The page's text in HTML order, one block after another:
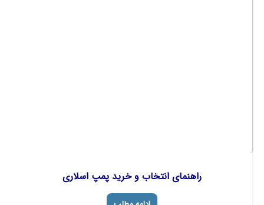
راهنمای انتخاب و خرید پمپ اسلاری